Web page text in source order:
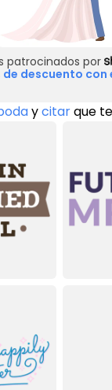
patrocinados por
de descuento con
ycitarque